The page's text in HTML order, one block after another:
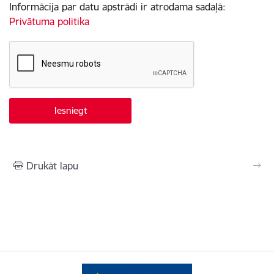
Informācija par datu apstrādi ir atrodama sadaļā:
Privātuma politika
Drukāt lapu